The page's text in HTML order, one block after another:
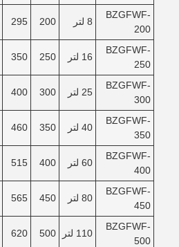
BZGFWF-
200
8 لتر 200
295
BZGFWF-
250
16 لتر 250
350
BZGFWF-
300
25 لتر 300
400
BZGFWF-
350
40 لتر 350
460
BZGFWF-
400
60 لتر 400
515
BZGFWF-
450
80 لتر 450
565
BZGFWF-
500
110 لتر 500
620